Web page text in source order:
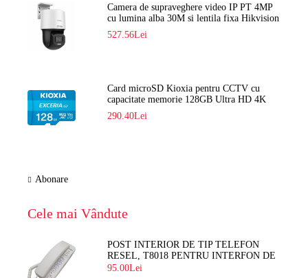
Camera de supraveghere video IP PT 4MP
cu lumina alba 30M si lentila fixa Hikvision
DS-2DE2C400SCG-E F1
527.56Lei
Card microSD Kioxia pentru CCTV cu
capacitate memorie 128GB Ultra HD 4K
LMEX2L128GG2
290.40Lei
Abonare
Cele mai Vândute
POST INTERIOR DE TIP TELEFON
RESEL, T8018 PENTRU INTERFON DE
BLOC
95.00Lei